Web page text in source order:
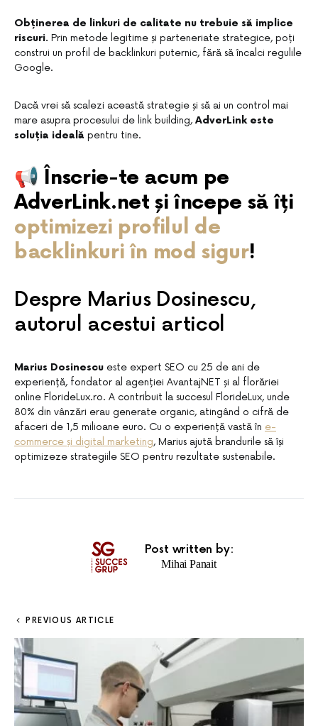
Obținerea de linkuri de calitate nu trebuie să implice
riscuri. Prin metode legitime și parteneriate strategice, poți
construi un profil de backlinkuri puternic, fără să încalci regulile
Google.
Dacă vrei să scalezi această strategie și să ai un control mai
mare asupra procesului de link building, AdverLink este
soluția ideală pentru tine.
📢 Înscrie-te acum pe
AdverLink.net și începe să îți
optimizezi profilul de
backlinkuri în mod sigur!
Despre Marius Dosinescu,
autorul acestui articol
Marius Dosinescu este expert SEO cu 25 de ani de
experiență, fondator al agenției AvantajNET și al florăriei
online FlorideLux.ro. A contribuit la succesul FlorideLux, unde
80% din vânzări erau generate organic, atingând o cifră de
afaceri de 1,5 milioane euro. Cu o experiență vastă în e-
commerce și digital marketing, Marius ajută brandurile să își
optimizeze strategiile SEO pentru rezultate sustenabile.
Post written by:
Mihai Panait
PREVIOUS ARTICLE